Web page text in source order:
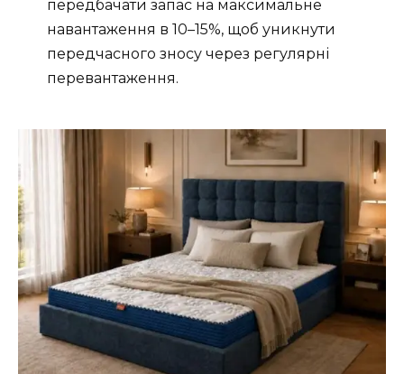
передбачати запас на максимальне
навантаження в 10–15%, щоб уникнути
передчасного зносу через регулярні
перевантаження.